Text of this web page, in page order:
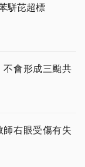
駢芘超標
不會形成三颱共
右眼受傷有失